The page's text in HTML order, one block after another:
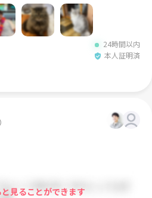
24時間以内
本人証明済
見ることができます